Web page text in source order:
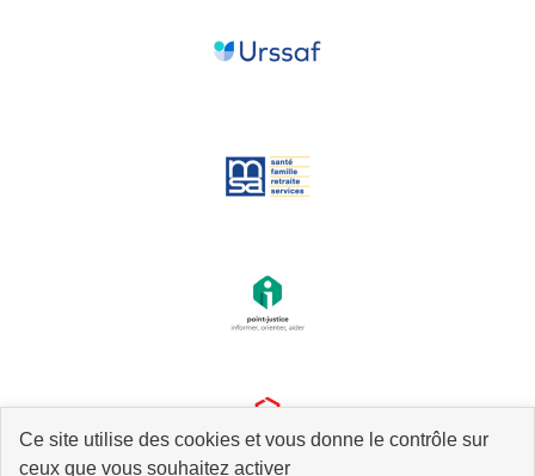
Ce site utilise des cookies et vous donne le contrôle sur
ceux que vous souhaitez activer